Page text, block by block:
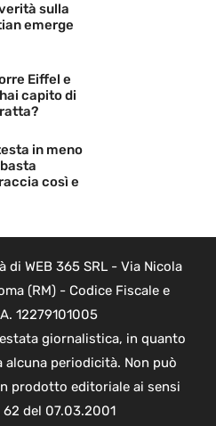
sulla
emerge
Eiffel e
capito di
in meno
così e
WEB 365 SRL - Via Nicola
(RM) - Codice Fiscale e
12279101005
giornalistica, in quanto
alcuna periodicità. Non può
prodotto editoriale ai sensi
62 del 07.03.2001